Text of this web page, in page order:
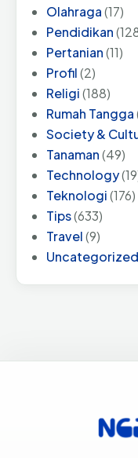
Olahraga(17)
Pendidikan
Pertanian(11)
Profil(2)
Religi(188)
Rumah Tangga
Society &
Tanaman(49)
Technology
Teknologi(176)
Tips(633)
Travel(9)
Uncategorized